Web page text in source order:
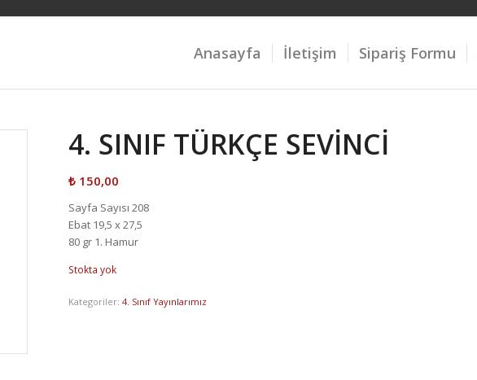
Anasayfa İletişim Sipariş Formu
4. SINIF TÜRKÇE SEVİNCİ
₺ 150,00
Sayfa Sayısı 208
Ebat 19,5 x 27,5
80 gr 1. Hamur
Stokta yok
Kategoriler:4. Sınıf Yayınlarımız